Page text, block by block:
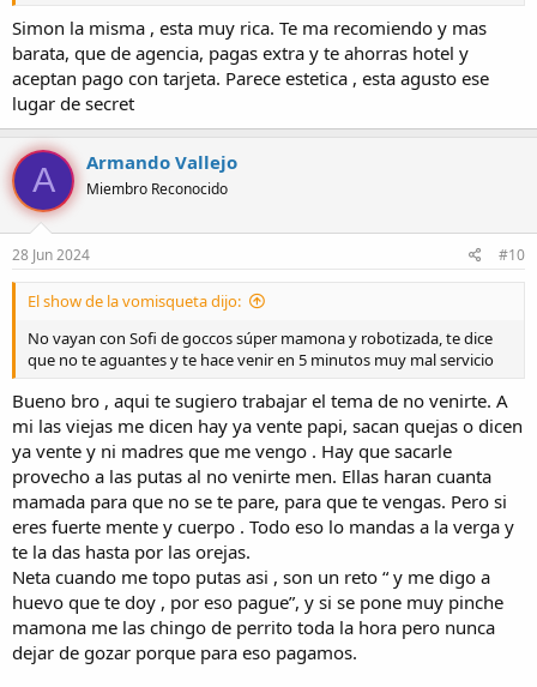
Simon la misma , esta muy rica. Te ma recomiendo y mas
barata, que de agencia, pagas extra y te ahorras hotel y
aceptan pago con tarjeta. Parece estetica , esta agusto ese
lugar de secret
A Armando Vallejo
Miembro Reconocido
28 Jun 2024 #10
El show de la vomisqueta dijo:
No vayan con Sofi de goccos súper mamona y robotizada, te dice
que no te aguantes y te hace venir en 5 minutos muy mal servicio
Bueno bro , aqui te sugiero trabajar el tema de no venirte. A
mi las viejas me dicen hay ya vente papi, sacan quejas o dicen
ya vente y ni madres que me vengo . Hay que sacarle
provecho a las putas al no venirte men. Ellas haran cuanta
mamada para que no se te pare, para que te vengas. Pero si
eres fuerte mente y cuerpo . Todo eso lo mandas a la verga y
te la das hasta por las orejas.
Neta cuando me topo putas asi , son un reto “ y me digo a
huevo que te doy , por eso pague”, y si se pone muy pinche
mamona me las chingo de perrito toda la hora pero nunca
dejar de gozar porque para eso pagamos.